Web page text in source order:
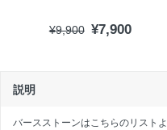
¥9,900 ¥7,900
説明
バースストーンはこちらのリスト